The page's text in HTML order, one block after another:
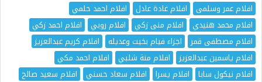
افلام عمر وسلمى
افلام غادة عادل
افلام احمد حلمي
افلام محمد هنيدي
افلام منى زكي افلام روبي
افلام احمد زكي
افلام مصطفى قمر
اجزاء فيام بخيت وعديله
افلام كريم عبدالعزيز
افلام ياسمين عبدالعزيز
افلام منة شلبي
افلام احمد مكي
افلام نيكول سابا
افلام يسرا افلام سعاد حسني
افلام سعيد صالح